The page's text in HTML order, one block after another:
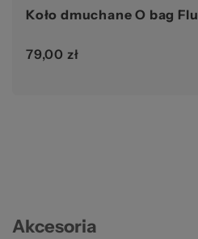
Koło dmuchane O bag
79,00 zł
Akcesoria